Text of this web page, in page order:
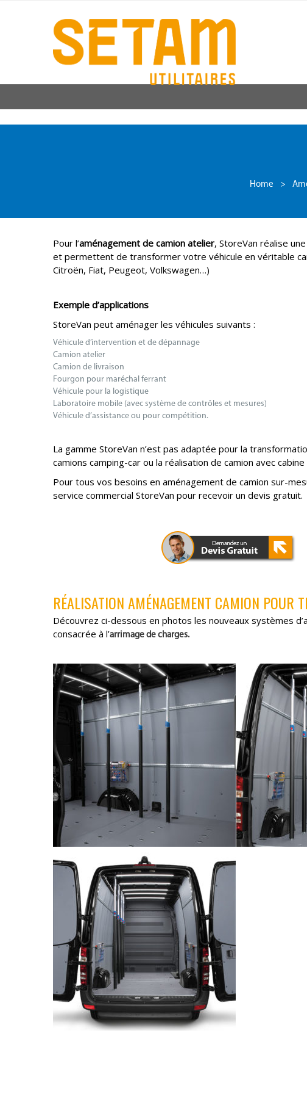
Home >
Pour l’aménagement de camion atelier, StoreVan réalise
et permettent de transformer votre véhicule en véritable
Citroën, Fiat, Peugeot, Volkswagen…)
Exemple d’applications
StoreVan peut aménager les véhicules suivants :
Véhicule d’intervention et de dépannage
Camion atelier
Camion de livraison
Fourgon pour maréchal ferrant
Véhicule pour la logistique
Laboratoire mobile (avec système de contrôles et mesures)
Véhicule d’assistance ou pour compétition.
La gamme StoreVan n’est pas adaptée pour la
camions camping-car ou la réalisation de camion avec
Pour tous vos besoins en aménagement de camion sur-
service commercial StoreVan pour recevoir un devis gratuit.
RÉALISATION AMÉNAGEMENT CAMION POUR
Découvrez ci-dessous en photos les nouveaux systèmes
consacrée à l’arrimage de charges.